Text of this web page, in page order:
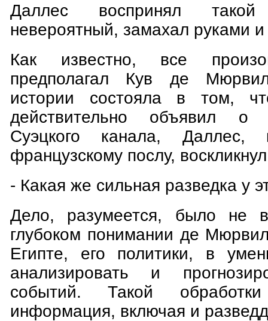
Даллес воспринял
невероятный, замахал руками
Как известно, все
предполагал Кув де
истории состояла в том,
действительно объявил о
Суэцкого канала, Даллес,
французскому послу,
- Какая же сильная разведка у
Дело, разумеется, было не
глубоком понимании де
Египте, его политики, в
анализировать и
событий. Такой
информация, включая и